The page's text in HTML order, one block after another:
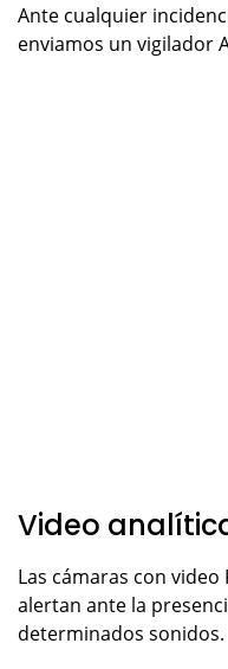
Ante cualquier
enviamos un vigilador
Video
Las cámaras con
alertan ante la
determinados sonidos.